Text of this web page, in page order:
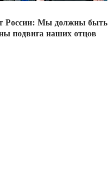
России: Мы должны быть
подвига наших отцов